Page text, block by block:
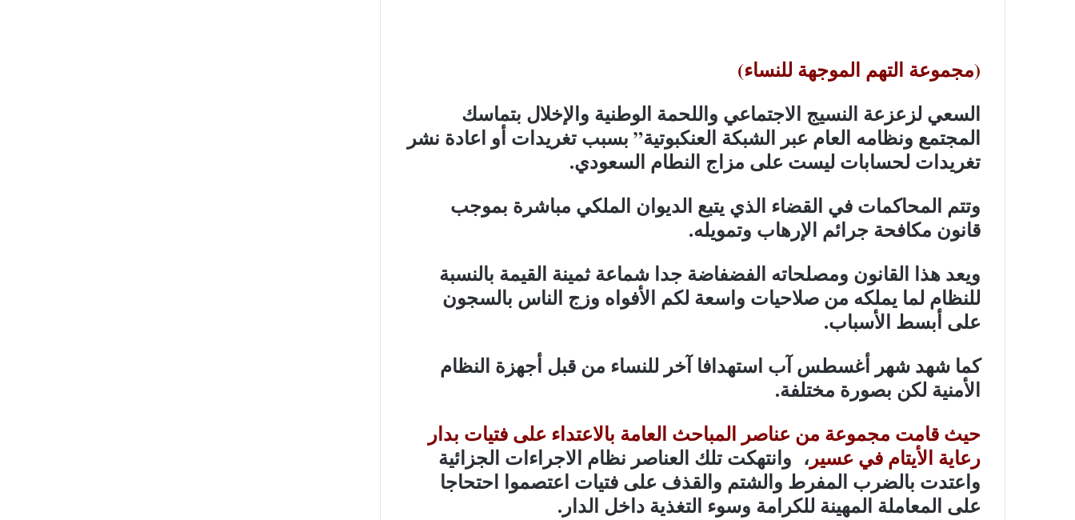
(مجموعة التهم الموجهة للنساء)
السعي لزعزعة النسيج الاجتماعي واللحمة الوطنية والإخلال بتماسك
المجتمع ونظامه العام عبر الشبكة العنكبوتية” بسبب تغريدات أو اعادة نشر
تغريدات لحسابات ليست على مزاج النطام السعودي.
وتتم المحاكمات في القضاء الذي يتبع الديوان الملكي مباشرة بموجب
قانون مكافحة جرائم الإرهاب وتمويله.
ويعد هذا القانون ومصلحاته الفضفاضة جدا شماعة ثمينة القيمة بالنسبة
للنظام لما يملكه من صلاحيات واسعة لكم الأفواه وزج الناس بالسجون
على أبسط الأسباب.
كما شهد شهر أغسطس آب استهدافا آخر للنساء من قبل أجهزة النظام
الأمنية لكن بصورة مختلفة.
حيث قامت مجموعة من عناصر المباحث العامة بالاعتداء على فتيات بدار
رعاية الأيتام في عسير ، وانتهكت تلك العناصر نظام الاجراءات الجزائية
واعتدت بالضرب المفرط والشتم والقذف على فتيات اعتصموا احتحاجا
على المعاملة المهينة للكرامة وسوء التغذية داخل الدار.